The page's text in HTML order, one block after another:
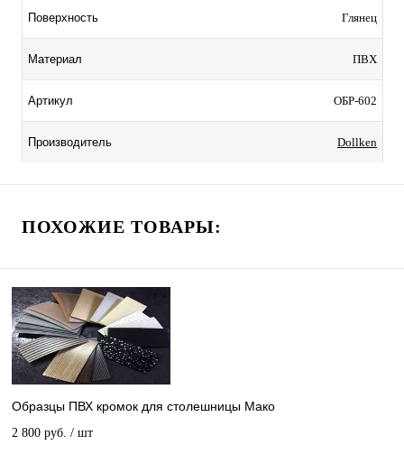
Поверхность Глянец
Материал ПВХ
Артикул ОБР-602
Производитель Dollken
ПОХОЖИЕ ТОВАРЫ:
Образцы ПВХ кромок для столешницы Мако
2 800 руб. / шт